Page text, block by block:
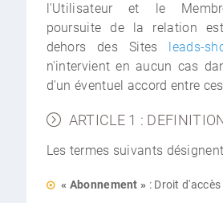
l'Utilisateur et le
poursuite de la relation
dehors des Sites leads-
n'intervient en aucun cas
d'un éventuel accord entre
ARTICLE 1 :
Les termes suivants
« Abonnement » : Droit